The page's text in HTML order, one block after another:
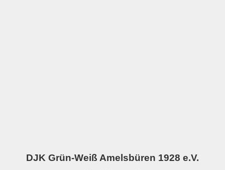
DJK Grün-Weiß Amelsbüren 1928 e.V.